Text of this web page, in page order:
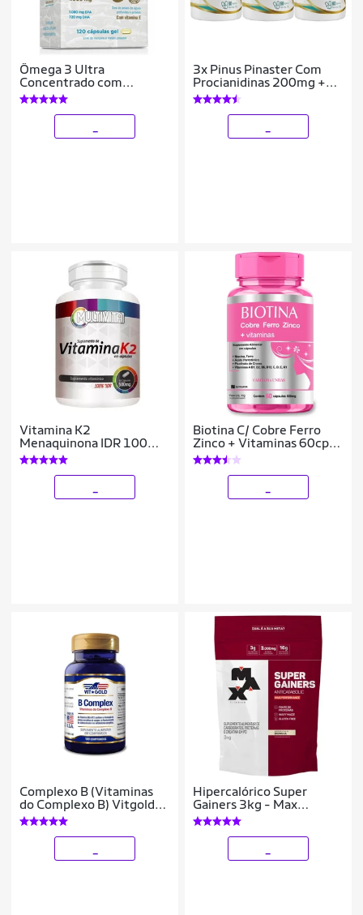
Ômega 3 Ultra
Concentrado com
Vitamina E 120 Cáps
Equaliv
3x Pinus Pinaster Com
Procianidinas 200mg +
Vitamina E + Selênio +
Zinco 60 Cápsulas
Vitamina K2
Menaquinona IDR 100%
60 Cápsulas 1 Cápsula ao
dia
Biotina C/ Cobre Ferro
Zinco + Vitaminas 60cp-
Cabelos Unhas
Complexo B (Vitaminas
do Complexo B) Vitgold
100 comprimidos
Hipercalórico Super
Gainers 3kg - Max
Titanium